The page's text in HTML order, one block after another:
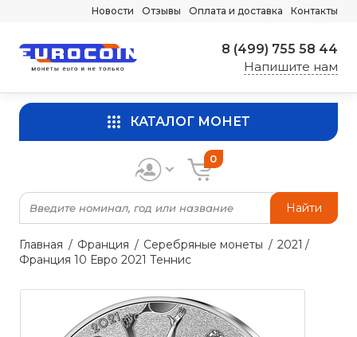
Новости Отзывы Оплата и доставка Контакты
8 (499) 755 58 44
Напишите нам
КАТАЛОГ МОНЕТ
Найти
0
Главная Франция Серебряные монеты
2021
Франция 10 Евро 2021 Теннис